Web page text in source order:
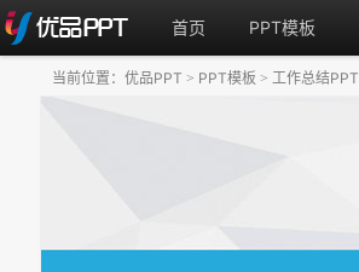
首页 PPT模板
当前位置： 优品PPT > PPT模板 > 工作总结PPT